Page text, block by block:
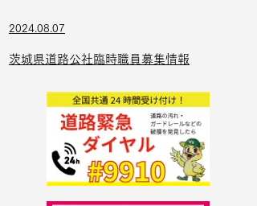
2024.08.07
茨城県道路公社臨時職員募集情報